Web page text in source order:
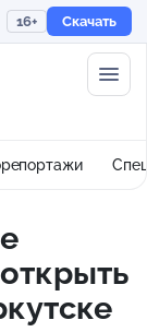
16+ Скачать